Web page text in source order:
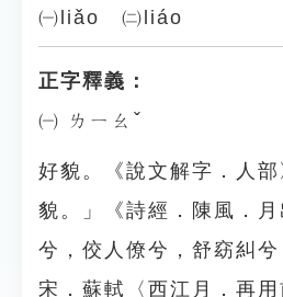
㈠liǎo ㈡liáo
正字釋義：
㈠ ㄌㄧㄠˇ
好貌。《說文解字．人
貌。」《詩經．陳風．
兮，佼人僚兮，舒窈糾兮
宋．蘇軾〈西江月．再用